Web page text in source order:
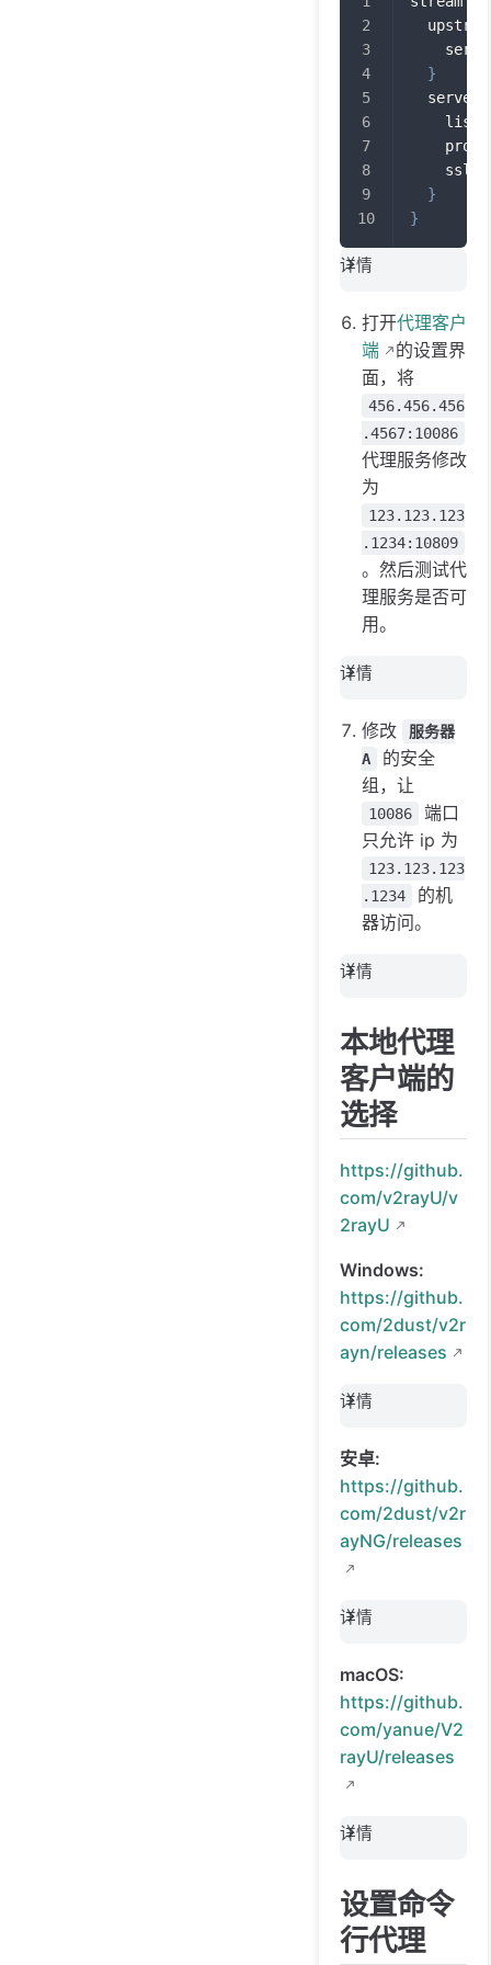
}
  server
}
}
详情
打开代理客户
端
的设置界
面，将
456.456.456
.4567:10086
代理服务修改
为
123.123.123
.1234:10809
。然后测试代
理服务是否可
用。
详情
修改
服务器
A
的安全
组，让
10086
端口
只允许 ip 为
123.123.123
.1234
的机
器访问。
详情
本地代理
客户端的
选择
https://github.
com/v2rayU/v
2rayU
Windows:
https://github.
com/2dust/v2r
ayn/releases
详情
安卓:
https://github.
com/2dust/v2r
ayNG/releases
详情
macOS:
https://github.
com/yanue/V2
rayU/releases
详情
设置命令
行代理